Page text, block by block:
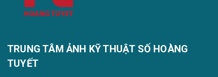
TRUNG TÂM ẢNH KỸ THUẬT SỐ HOÀNG
TUYẾT